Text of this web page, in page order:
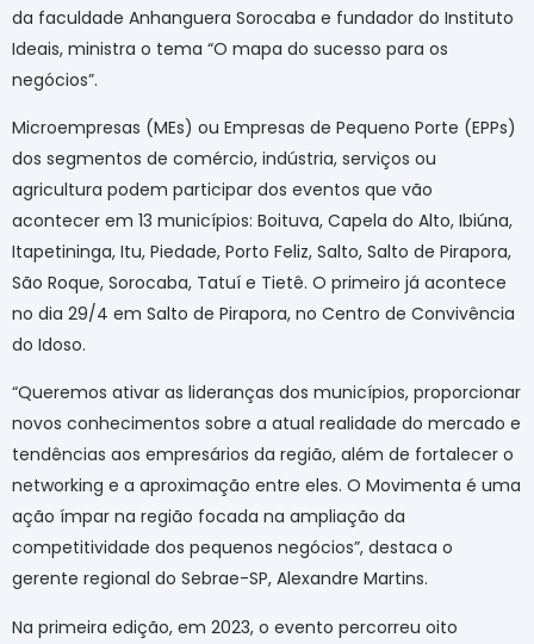
da faculdade Anhanguera Sorocaba e fundador do Instituto
Ideais, ministra o tema “O mapa do sucesso para os
negócios”.
Microempresas (MEs) ou Empresas de Pequeno Porte (EPPs)
dos segmentos de comércio, indústria, serviços ou
agricultura podem participar dos eventos que vão
acontecer em 13 municípios: Boituva, Capela do Alto, Ibiúna,
Itapetininga, Itu, Piedade, Porto Feliz, Salto, Salto de Pirapora,
São Roque, Sorocaba, Tatuí e Tietê. O primeiro já acontece
no dia 29/4 em Salto de Pirapora, no Centro de Convivência
do Idoso.
“Queremos ativar as lideranças dos municípios, proporcionar
novos conhecimentos sobre a atual realidade do mercado e
tendências aos empresários da região, além de fortalecer o
networking e a aproximação entre eles. O Movimenta é uma
ação ímpar na região focada na ampliação da
competitividade dos pequenos negócios”, destaca o
gerente regional do Sebrae-SP, Alexandre Martins.
Na primeira edição, em 2023, o evento percorreu oito